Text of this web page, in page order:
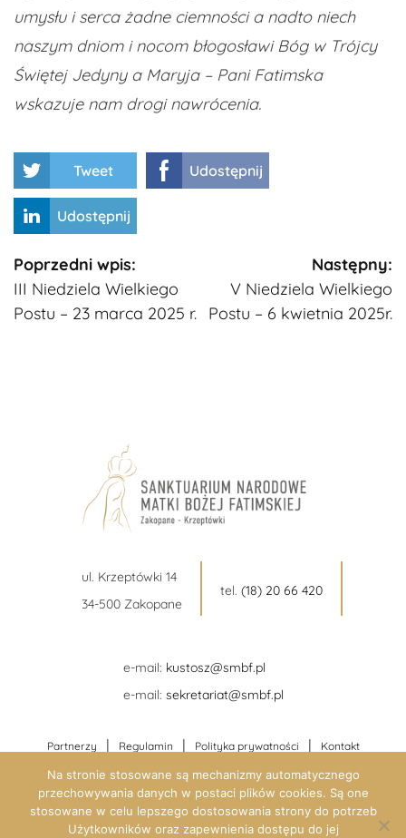
umysłu iserca żadne ciemności a nadto niech
naszym dniom i nocom błogosławi Bóg w Trójcy
Świętej Jedyny a Maryja – Pani Fatimska
wskazuje nam drogi nawrócenia.
Tweet Udostępnij
Udostępnij
Kontynuuj
czytanie
Poprzedni wpis:
III Niedziela Wielkiego
Postu – 23 marca 2025 r.
Następny:
V Niedziela Wielkiego
Postu – 6 kwietnia 2025r.
ul. Krzeptówki 14
34-500 Zakopane
tel. (18) 20 66 420
e-mail: kustosz@smbf.pl
e-mail: sekretariat@smbf.pl
Partnerzy | Regulamin | Polityka prywatności | Kontakt
Na stronie stosowane są mechanizmy automatycznego
przechowywania danych w postaci plików cookies. Są one
stosowane w celu lepszego dostosowania strony do potrzeb
Użytkowników oraz zapewnienia dostępu do jej